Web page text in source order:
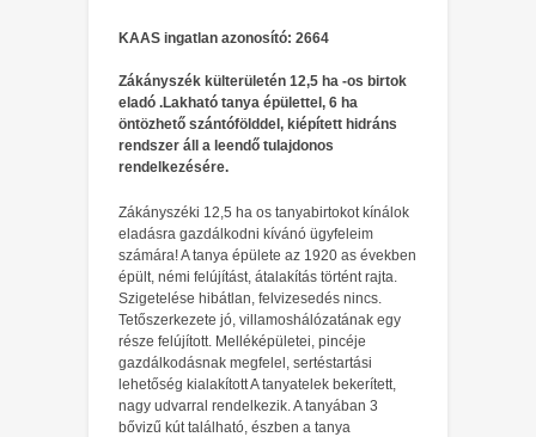
KAAS ingatlan azonosító: 2664
Zákányszék külterületén 12,5 ha -os birtok
eladó .Lakható tanya épülettel, 6 ha
öntözhető szántófölddel, kiépített hidráns
rendszer áll a leendő tulajdonos
rendelkezésére.
Zákányszéki 12,5 ha os tanyabirtokot kínálok
eladásra gazdálkodni kívánó ügyfeleim
számára! A tanya épülete az 1920 as években
épült, némi felújítást, átalakítás történt rajta.
Szigetelése hibátlan, felvizesedés nincs.
Tetőszerkezete jó, villamoshálózatának egy
része felújított. Melléképületei, pincéje
gazdálkodásnak megfelel, sertéstartási
lehetőség kialakított A tanyatelek bekerített,
nagy udvarral rendelkezik. A tanyában 3
bővizű kút található, észben a tanya